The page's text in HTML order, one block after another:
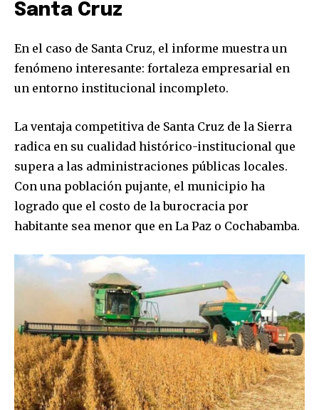
Santa Cruz
En el caso de Santa Cruz, el informe muestra un
fenómeno interesante: fortaleza empresarial en
un entorno institucional incompleto.
La ventaja competitiva de Santa Cruz de la Sierra
radica en su cualidad histórico-institucional que
supera a las administraciones públicas locales.
Con una población pujante, el municipio ha
logrado que el costo de la burocracia por
habitante sea menor que en La Paz o Cochabamba.